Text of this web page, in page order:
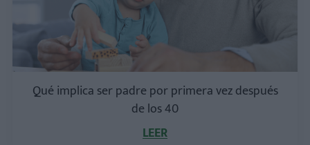
Qué implica ser padre por primera vez después
de los 40
LEER